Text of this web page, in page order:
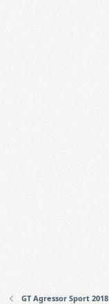
GT Agressor Sport 2018